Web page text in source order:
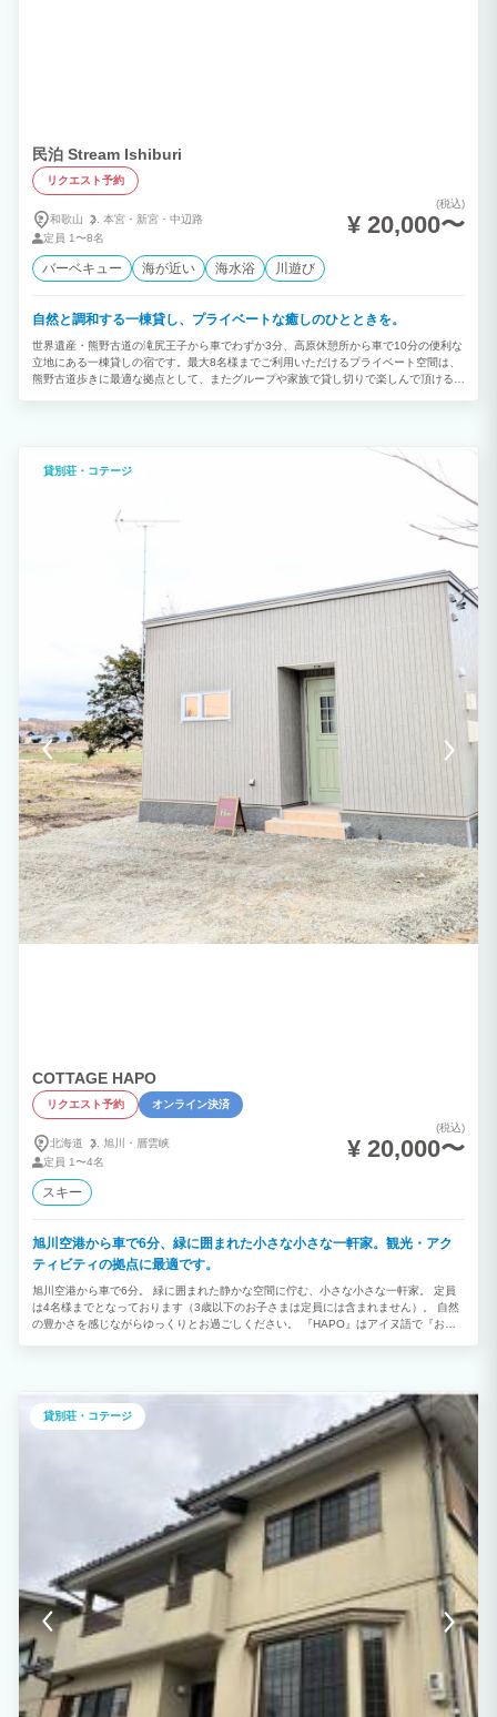
民泊 Stream Ishiburi
リクエスト予約
和歌山 本宮・ 新宮・ 中辺路
定員 1〜8名
(税込)
¥ 20,000〜
バーベキュー 海が近い 海水浴 川遊び
自然と調和する一棟貸し、プライベートな癒しのひとときを。
世界遺産・熊野古道の滝尻王子から車でわずか3分、高原休憩所から車で10分の便利な
立地にある一棟貸しの宿です。最大8名様までご利用いただけるプライベート空間は、
熊野古道歩きに最適な拠点として、またグループや家族で貸し切りで楽しんで頂ける宿
貸別荘・コテージ
COTTAGE HAPO
リクエスト予約 オンライン決済
北海道 旭川・ 層雲峡
定員 1〜4名
(税込)
¥ 20,000〜
スキー
旭川空港から車で6分、緑に囲まれた小さな小さな一軒家。観光・アク
ティビティの拠点に最適です。
旭川空港から車で6分。 緑に囲まれた静かな空間に佇む、小さな小さな一軒家。 定員
は4名様までとなっております（3歳以下のお子さまは定員には含まれません）。 自然
の豊かさを感じながらゆっくりとお過ごしください。 『HAPO』はアイヌ語で『お母
貸別荘・コテージ